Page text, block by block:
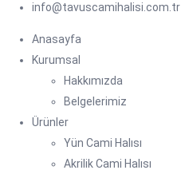
info@tavuscamihalisi.com.tr
Anasayfa
Kurumsal
Hakkımızda
Belgelerimiz
Ürünler
Yün Cami Halısı
Akrilik Cami Halısı